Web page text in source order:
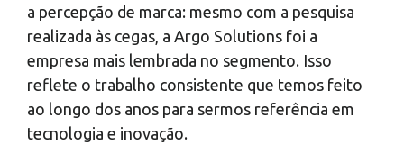
a percepção de marca: mesmo com a pesquisa
realizada às cegas, a Argo Solutions foi a
empresa mais lembrada no segmento. Isso
reflete o trabalho consistente que temos feito
ao longo dos anos para sermos referência em
tecnologia e inovação.